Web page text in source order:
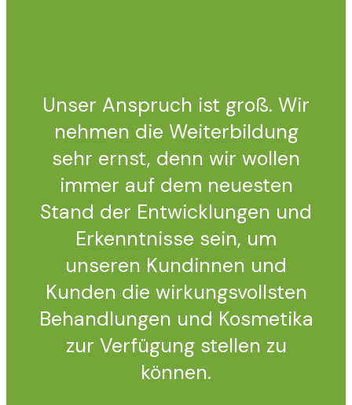
Unser Anspruch ist groß. Wir
nehmen die Weiterbildung
sehr ernst, denn wir wollen
immer auf dem neuesten
Stand der Entwicklungen und
Erkenntnisse sein, um
unseren Kundinnen und
Kunden die wirkungsvollsten
Behandlungen und Kosmetika
zur Verfügung stellen zu
können.